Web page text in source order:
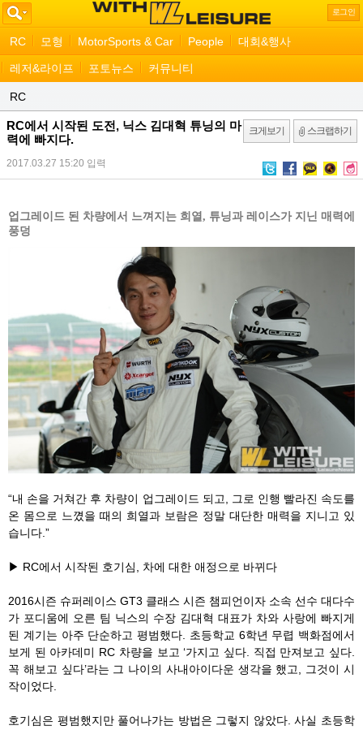
로그인
RC 모형 MotorSports & Car People 대회&행사
레저&라이프 포토뉴스 커뮤니티
RC
RC에서 시작된 도전, 닉스 김대혁 튜닝의 마
력에 빠지다.
2017.03.27 15:20 입력
크게보기 스크랩하기
업그레이드 된 차량에서 느껴지는 희열, 튜닝과 레이스가 지닌 매력에
풍덩
“내 손을 거쳐간 후 차량이 업그레이드 되고, 그로 인행 빨라진 속도를
온 몸으로 느꼈을 때의 희열과 보람은 정말 대단한 매력을 지니고 있
습니다.”
▶ RC에서 시작된 호기심, 차에 대한 애정으로 바뀌다
2016시즌 슈퍼레이스 GT3 클래스 시즌 챔피언이자 소속 선수 대다수
가 포디움에 오른 팀 닉스의 수장 김대혁 대표가 차와 사랑에 빠지게
된 계기는 아주 단순하고 평범했다. 초등학교 6학년 무렵 백화점에서
보게 된 아카데미 RC 차량을 보고 ‘가지고 싶다. 직접 만져보고 싶다.
꼭 해보고 싶다’라는 그 나이의 사내아이다운 생각을 했고, 그것이 시
작이었다.
호기심은 평범했지만 풀어나가는 방법은 그렇지 않았다. 사실 초등학